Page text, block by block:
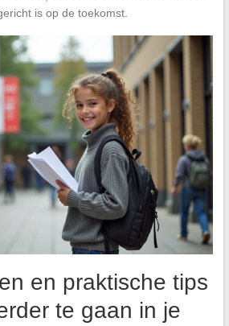
is op de toekomst.
en praktische tips
te gaan in je